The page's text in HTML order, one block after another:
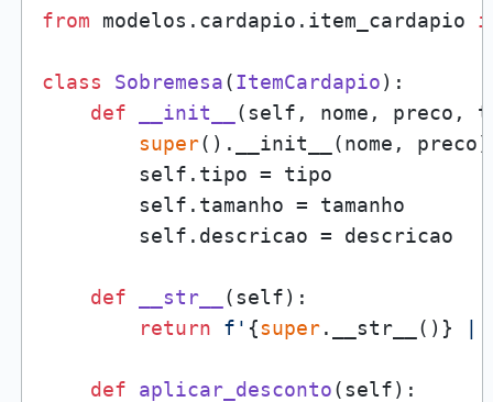
from modelos.cardapio.item_cardapio
class Sobremesa(ItemCardapio):
def
__init__ (self, nome, preco,
super().__init__(nome, preco)
        self.tipo = tipo
        self.tamanho = tamanho
        self.descricao = descricao
def __str__ (self):
return
f' {super.__str__()}
def aplicar_desconto(self):